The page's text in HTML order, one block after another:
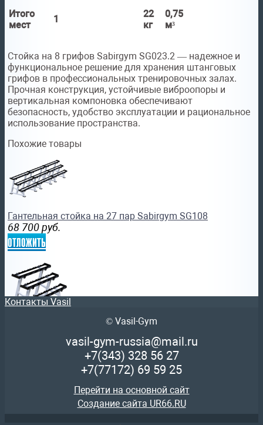
Итого
мест
1
22
кг
0,75
м³
Стойка на 8 грифов Sabirgym SG023.2 — надежное и
функциональное решение для хранения штанговых
грифов в профессиональных тренировочных залах.
Прочная конструкция, устойчивые виброопоры и
вертикальная компоновка обеспечивают
безопасность, удобство эксплуатации и рациональное
использование пространства.
Похожие товары
Гантельная стойка на 27 пар Sabirgym SG108
68 700 руб.
отложить
Гантельная стойка на 9 пар Sabirgym SG104 vasilgym
Контакты Vasil
© Vasil-Gym
vasil-gym-russia@mail.ru
+7(343) 328 56 27
+7(77172) 69 59 25
Перейти на основной сайт
Создание сайта UR66.RU